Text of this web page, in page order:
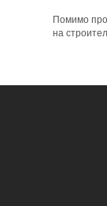
Помимо
на